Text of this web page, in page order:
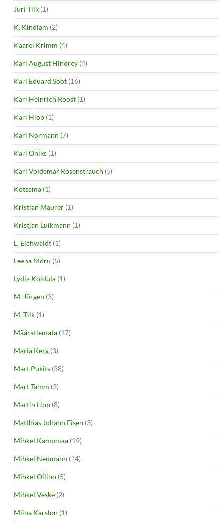
Jüri Tilk (1)
K. Kindlam (2)
Kaarel Krimm (4)
Karl August Hindrey (4)
Karl Eduard Sööt (16)
Karl Heinrich Roost (1)
Karl Hiob (1)
Karl Normann (7)
Karl Oniks (1)
Karl Voldemar Rosenstrauch (5)
Kotsama (1)
Kristian Maurer (1)
Kristjan Luikmann (1)
L. Eichwaldt (1)
Leena Mõru (5)
Lydia Koidula (1)
M. Jörgen (3)
M. Tilk (1)
Määratlemata (17)
Maria Kerg (3)
Mart Pukits (38)
Mart Tamm (3)
Martin Lipp (8)
Matthias Johann Eisen (3)
Mihkel Kampmaa (19)
Mihkel Neumann (14)
Mihkel Ollino (5)
Mihkel Veske (2)
Miina Karslon (1)